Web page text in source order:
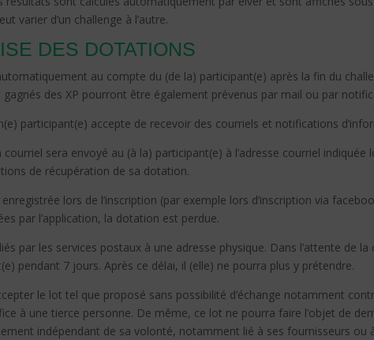
varier d’un challenge à l’autre.
DES DOTATIONS
au compte du (de la) participant(e) après la fin du
gagnés des XP pourront être également prévenus par mail ou par
participant(e) accepte de recevoir des courriels et notifications
sera envoyé au (à la) participant(e) à l’adresse courriel
de récupération de sa dotation.
lors de l’inscription (par exemple lors d’inscription via
par l’application, la dotation est perdue.
par les services postaux à une adresse physique. Dans l’attente de
pendant 7 jours. Après ce délai, il (elle) ne pourra plus y prétendre.
le lot tel que proposé sans possibilité d’échange notamment
à une tierce personne. De même, ce lot ne pourra faire l’objet de
indépendant de sa volonté, notamment lié à ses fournisseurs